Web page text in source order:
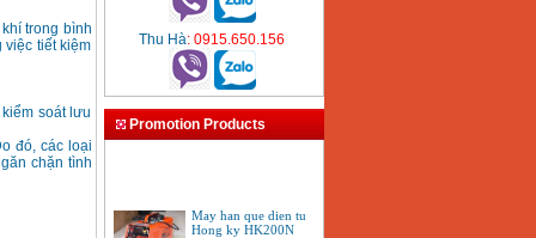
trong bình
tiết kiệm
soát lưu
đó, các loại
chặn tình
Thu Hà: 0915.650.156
Promotion Products
Hong ky HK200N
Price:2870000VND